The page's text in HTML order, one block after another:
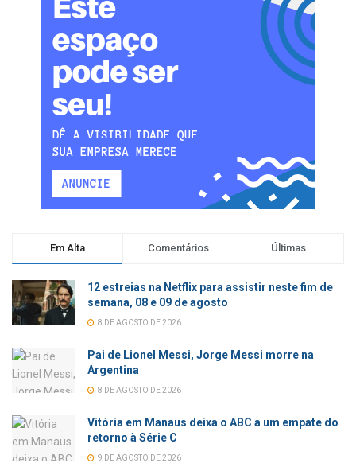
Em Alta Comentários Últimas
12 estreias na Netflix para assistir neste fim de
semana, 08 e 09 de agosto
8 DE AGOSTO DE 2026
Pai de Lionel Messi, Jorge Messi morre na
Argentina
8 DE AGOSTO DE 2026
Vitória em Manaus deixa o ABC a um empate do
retorno à Série C
9 DE AGOSTO DE 2026